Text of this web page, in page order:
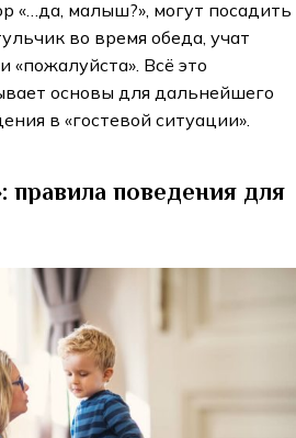
«…да, малыш?», могут посадить
во время обеда, учат
«пожалуйста». Всё это
основы для дальнейшего
в «гостевой ситуации».
правила поведения для